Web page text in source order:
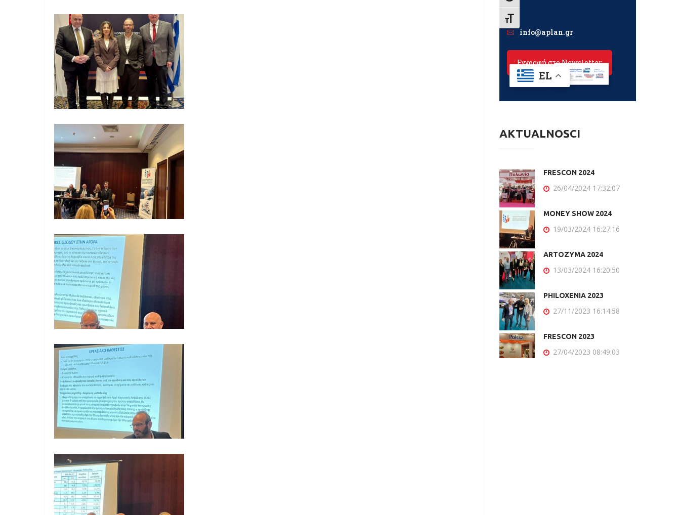
AKTUALNOŚCI
FRESCON 2024
26/04/2024 17:32:07
MONEY SHOW 2024
19/03/2024 16:27:16
ARTOZYMA 2024
13/03/2024 16:20:50
PHILOXENIA 2023
27/11/2023 16:14:58
FRESCON 2023
27/04/2023 08:49:03